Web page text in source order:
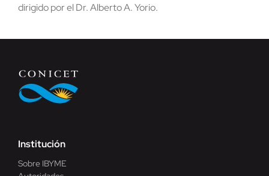
dirigido por el Dr. Alberto A. Yorio.
Institución
Sobre IBYME